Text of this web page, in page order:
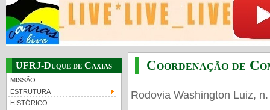
UFRJ-Duque de Caxias
MISSÃO
ESTRUTURA
HISTÓRICO
Coordenação de
Rodovia Washington Luiz,